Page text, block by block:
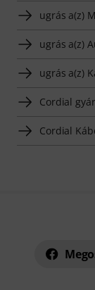
ugrás a(z)
ugrás a(z)
ugrás a(z)
Cordial
Cordial